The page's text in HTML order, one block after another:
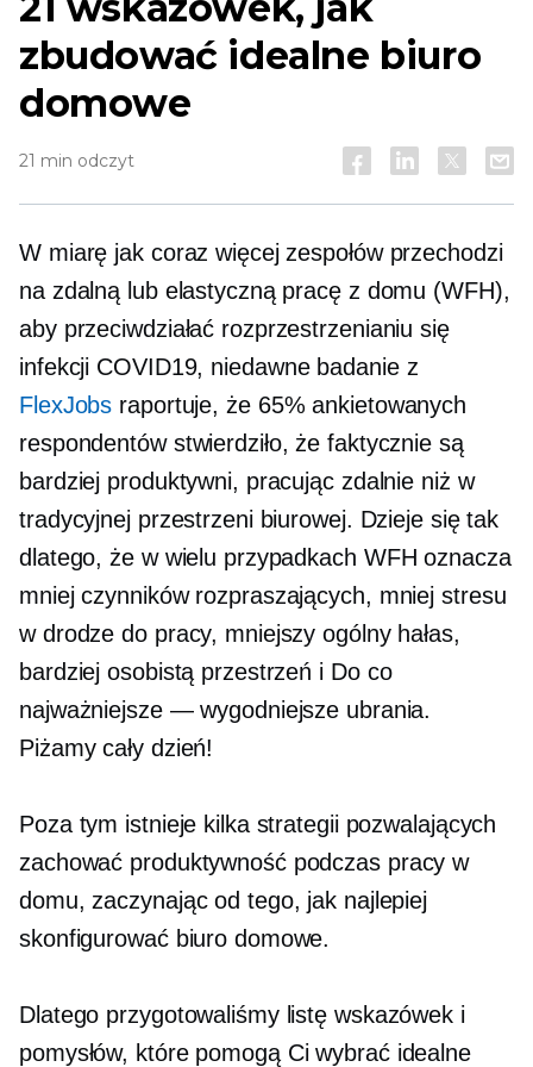
zbudować idealne biuro
domowe
21 min odczyt
W miarę jak coraz więcej zespołów przechodzi
na zdalną lub elastyczną pracę z domu (WFH),
aby przeciwdziałać rozprzestrzenianiu się
infekcji COVID19, niedawne badanie z
FlexJobs raportuje, że 65% ankietowanych
respondentów stwierdziło, że faktycznie są
bardziej produktywni, pracując zdalnie niż w
tradycyjnej przestrzeni biurowej. Dzieje się tak
dlatego, że w wielu przypadkach WFH oznacza
mniej czynników rozpraszających, mniej stresu
w drodze do pracy, mniejszy ogólny hałas,
bardziej osobistą przestrzeń i Doco
najważniejsze — wygodniejsze ubrania.
Piżamy cały dzień!
Poza tym istnieje kilka strategii pozwalających
zachować produktywność podczas pracy w
domu, zaczynając od tego, jak najlepiej
skonfigurować biuro domowe.
Dlatego przygotowaliśmy listę wskazówek i
pomysłów, które pomogą Ci wybrać idealne